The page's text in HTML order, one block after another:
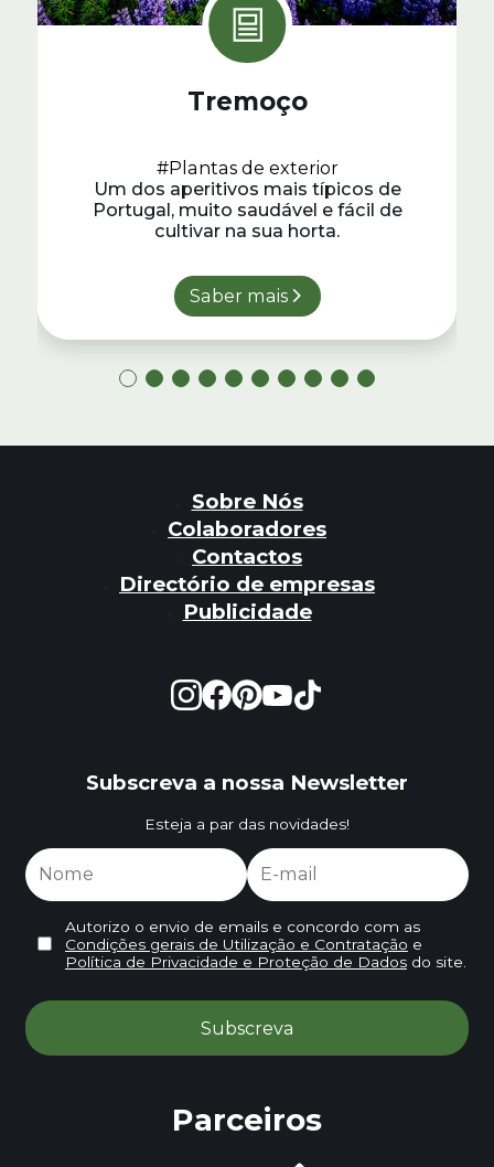
Tremoço
#Plantas de exterior
Um dos aperitivos mais típicos de
Portugal, muito saudável e fácil de
cultivar na sua horta.
Saber mais
Sobre Nós
Colaboradores
Contactos
Directório de empresas
Publicidade
Subscreva a nossa Newsletter
Esteja a par das novidades!
Autorizo o envio de emails e concordo com as
Condições gerais de Utilização e Contratação e
Política de Privacidade e Proteção de Dadosdo site.
Parceiros